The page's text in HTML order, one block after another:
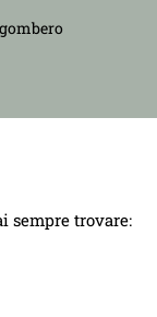
sempre trovare: